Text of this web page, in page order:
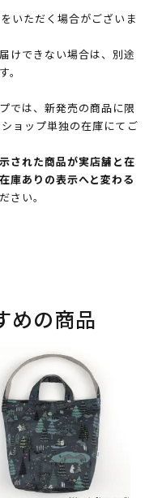
いただく場合がございま
けできない場合は、別途
。
では、新発売の商品に限
ョップ単独の在庫にてご
された商品が実店舗と在
庫ありの表示へと変わる
さい。
めの商品